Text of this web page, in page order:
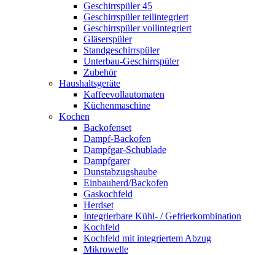
Geschirrspüler 45
Geschirrspüler teilintegriert
Geschirrspüler vollintegriert
Gläserspüler
Standgeschirrspüler
Unterbau-Geschirrspüler
Zubehör
Haushaltsgeräte
Kaffeevollautomaten
Küchenmaschine
Kochen
Backofenset
Dampf-Backofen
Dampfgar-Schublade
Dampfgarer
Dunstabzugshaube
Einbauherd/Backofen
Gaskochfeld
Herdset
Integrierbare Kühl- / Gefrierkombination
Kochfeld
Kochfeld mit integriertem Abzug
Mikrowelle